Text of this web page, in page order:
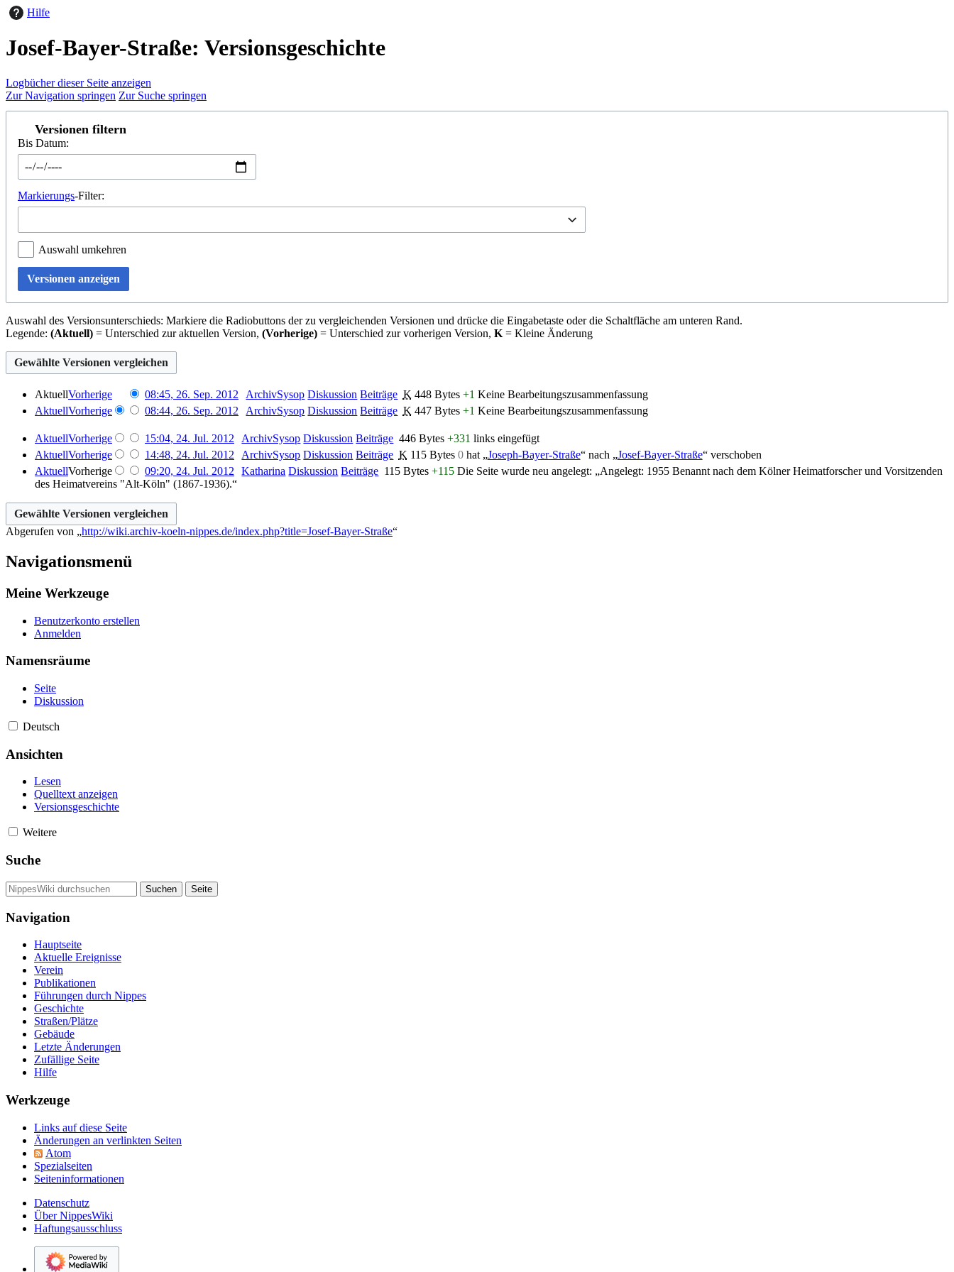
Hilfe
Josef-Bayer-Straße: Versionsgeschichte
Logbücher dieser Seite anzeigen
Zur Navigation springen Zur Suche springen
Versionen filtern
Bis Datum:
Markierungs-Filter:
Auswahl umkehren
Versionen anzeigen
Auswahl des Versionsunterschieds: Markiere die Radiobuttons der zu vergleichenden Versionen und drücke die Eingabetaste oder die Schaltfläche am unteren Rand.
Legende: (Aktuell) = Unterschied zur aktuellen Version, (Vorherige) = Unterschied zur vorherigen Version, K = Kleine Änderung
2012
AktuellVorherige 08:45, 26. Sep. 2012 ArchivSysop Diskussion Beiträge K 448 Bytes +1 Keine Bearbeitungszusammenfassung
AktuellVorherige 08:44, 26. Sep. 2012 ArchivSysop Diskussion Beiträge K 447 Bytes +1 Keine Bearbeitungszusammenfassung
2012
AktuellVorherige 15:04, 24. Jul. 2012 ArchivSysop Diskussion Beiträge 446 Bytes +331 links eingefügt
AktuellVorherige 14:48, 24. Jul. 2012 ArchivSysop Diskussion Beiträge K 115 Bytes 0 hat „Joseph-Bayer-Straße“ nach „Josef-Bayer-Straße“ verschoben
AktuellVorherige 09:20, 24. Jul. 2012 Katharina Diskussion Beiträge 115 Bytes +115 Die Seite wurde neu angelegt: „Angelegt: 1955 Benannt nach dem Kölner Heimatforscher und Vorsitzenden
des Heimatvereins "Alt-Köln" (1867-1936).“
Abgerufen von „http://wiki.archiv-koeln-nippes.de/index.php?title=Josef-Bayer-Straße“
Navigationsmenü
Meine Werkzeuge
Benutzerkonto erstellen
Anmelden
Namensräume
Seite
Diskussion
Deutsch
Ansichten
Lesen
Quelltext anzeigen
Versionsgeschichte
Weitere
Suche
Navigation
Hauptseite
Aktuelle Ereignisse
Verein
Publikationen
Führungen durch Nippes
Geschichte
Straßen/Plätze
Gebäude
Letzte Änderungen
Zufällige Seite
Hilfe
Werkzeuge
Links auf diese Seite
Änderungen an verlinkten Seiten
Atom
Spezialseiten
Seiten­­informationen
Datenschutz
Über NippesWiki
Haftungsausschluss